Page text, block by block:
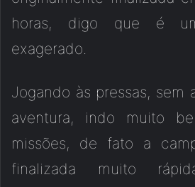
horas, digo que é
exagerado.
Jogando às pressas, sem
aventura, indo muito
missões, de fato a
finalizada muito